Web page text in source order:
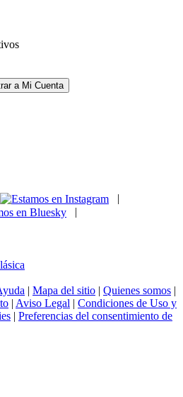
a Mi Cuenta
|
|
| Mapa del sitio | Quienes somos |
| Aviso Legal | Condiciones de Uso y
| Preferencias del consentimiento de